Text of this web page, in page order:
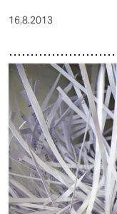
16.8.2013